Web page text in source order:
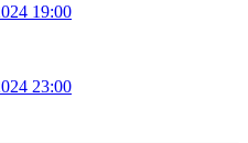
19:00
23:00